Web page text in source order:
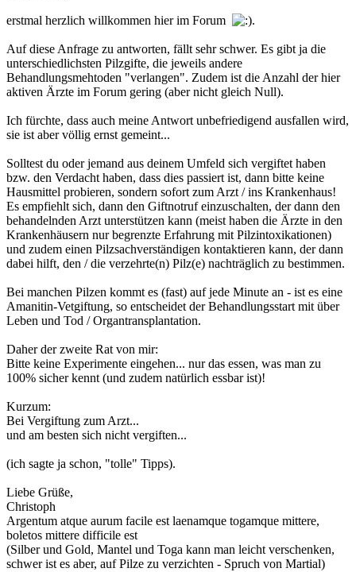
erstmal herzlich willkommen hier im Forum .
Auf diese Anfrage zu antworten, fällt sehr schwer. Es gibt ja die
unterschiedlichsten Pilzgifte, die jeweils andere
Behandlungsmehtoden "verlangen". Zudem ist die Anzahl der hier
aktiven Ärzte im Forum gering (aber nicht gleich Null).
Ich fürchte, dass auch meine Antwort unbefriedigend ausfallen wird,
sie ist aber völlig ernst gemeint...
Solltest du oder jemand aus deinem Umfeld sich vergiftet haben
bzw. den Verdacht haben, dass dies passiert ist, dann bitte keine
Hausmittel probieren, sondern sofort zum Arzt / ins Krankenhaus!
Es empfiehlt sich, dann den Giftnotruf einzuschalten, der dann den
behandelnden Arzt unterstützen kann (meist haben die Ärzte in den
Krankenhäusern nur begrenzte Erfahrung mit Pilzintoxikationen)
und zudem einen Pilzsachverständigen kontaktieren kann, der dann
dabei hilft, den / die verzehrte(n) Pilz(e) nachträglich zu bestimmen.
Bei manchen Pilzen kommt es (fast) auf jede Minute an - ist es eine
Amanitin-Vetgiftung, so entscheidet der Behandlungsstart mit über
Leben und Tod / Organtransplantation.
Daher der zweite Rat von mir:
Bitte keine Experimente eingehen... nur das essen, was man zu
100% sicher kennt (und zudem natürlich essbar ist)!
Kurzum:
Bei Vergiftung zum Arzt...
und am besten sich nicht vergiften...
(ich sagte ja schon, "tolle" Tipps).
Liebe Grüße,
Christoph
Argentum atque aurum facile est laenamque togamque mittere,
boletos mittere difficile est
(Silber und Gold, Mantel und Toga kann man leicht verschenken,
schwer ist es aber, auf Pilze zu verzichten - Spruch von Martial)